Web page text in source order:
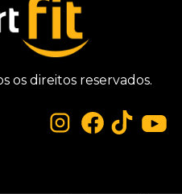
os direitos reservados.